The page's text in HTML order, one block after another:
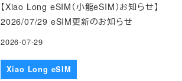
【Xiao Long eSIM（小龍eSIM）お知らせ】
2026/07/29 eSIM更新のお知らせ
2026-07-29
Xiao Long eSIM